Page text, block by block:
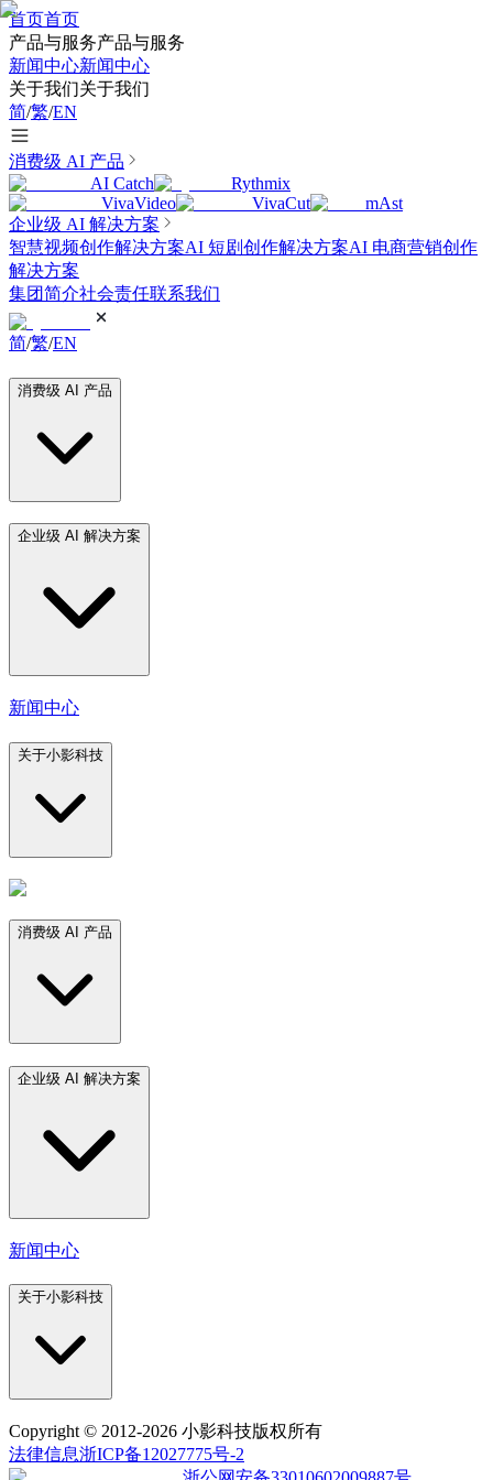
首页首页
产品与服务产品与服务
新闻中心新闻中心
关于我们关于我们
简/繁/EN
消费级 AI 产品
AI Catch
Rythmix
VivaVideo
VivaCut
mAst
企业级 AI 解决方案
智慧视频创作解决方案AI 短剧创作解决方案AI 电商营销创作
解决方案
集团简介社会责任联系我们
简/繁/EN
消费级 AI 产品
企业级 AI 解决方案
新闻中心
关于小影科技
消费级 AI 产品
企业级 AI 解决方案
新闻中心
关于小影科技
Copyright © 2012-2026 小影科技版权所有
法律信息浙ICP备12027775号-2